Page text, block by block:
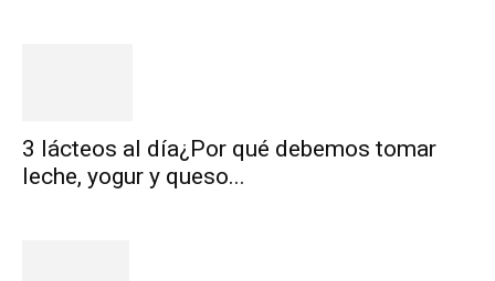
3 lácteos al día¿Por qué debemos tomar
leche, yogur y queso...